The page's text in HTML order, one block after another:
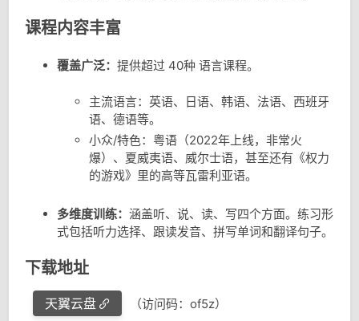
课程内容丰富
覆盖广泛： 提供超过 40种 语言课程。
主流语言：英语、日语、韩语、法语、西班牙
语、德语等。
小众/特色：粤语（2022年上线，非常火
爆）、夏威夷语、威尔士语，甚至还有《权力
的游戏》里的高等瓦雷利亚语。
多维度训练： 涵盖听、说、读、写四个方面。练习形
式包括听力选择、跟读发音、拼写单词和翻译句子。
下载地址
天翼云盘 （访问码：of5z）